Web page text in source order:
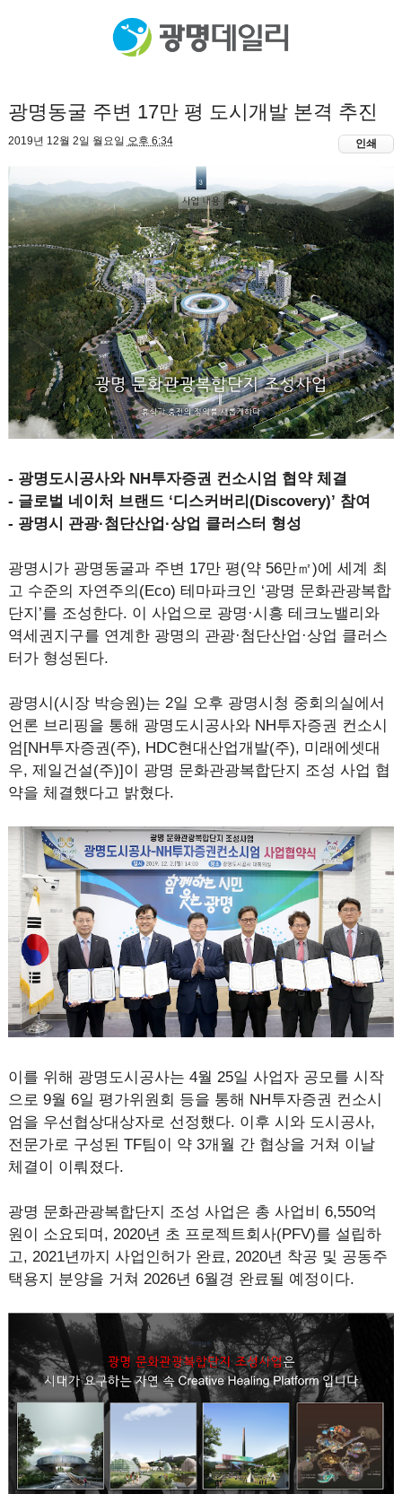
광명동굴 주변 17만 평 도시개발 본격 추진
2019년 12월 2일 월요일 오후 6:34 인쇄
- 광명도시공사와 NH투자증권 컨소시엄 협약 체결
- 글로벌 네이처 브랜드 ‘디스커버리(Discovery)’ 참여
- 광명시 관광·첨단산업·상업 클러스터 형성
광명시가 광명동굴과 주변 17만 평(약 56만㎡)에 세계 최
고 수준의 자연주의(Eco) 테마파크인 ‘광명 문화관광복합
단지’를 조성한다. 이 사업으로 광명·시흥 테크노밸리와
역세권지구를 연계한 광명의 관광·첨단산업·상업 클러스
터가 형성된다.
광명시(시장 박승원)는 2일 오후 광명시청 중회의실에서
언론 브리핑을 통해 광명도시공사와 NH투자증권 컨소시
엄[NH투자증권(주), HDC현대산업개발(주), 미래에셋대
우, 제일건설(주)]이 광명 문화관광복합단지 조성 사업 협
약을 체결했다고 밝혔다.
이를 위해 광명도시공사는 4월 25일 사업자 공모를 시작
으로 9월 6일 평가위원회 등을 통해 NH투자증권 컨소시
엄을 우선협상대상자로 선정했다. 이후 시와 도시공사,
전문가로 구성된 TF팀이 약 3개월 간 협상을 거쳐 이날
체결이 이뤄졌다.
광명 문화관광복합단지 조성 사업은 총 사업비 6,550억
원이 소요되며, 2020년 초 프로젝트회사(PFV)를 설립하
고, 2021년까지 사업인허가 완료, 2020년 착공 및 공동주
택용지 분양을 거쳐 2026년 6월경 완료될 예정이다.